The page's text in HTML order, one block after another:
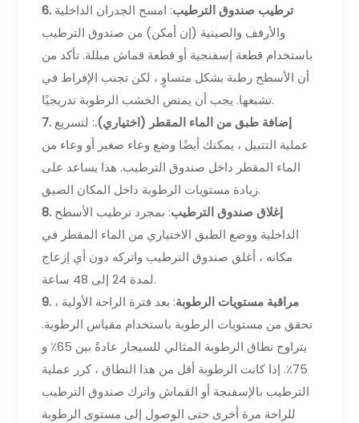
6. ترطيب صندوق الترطيب: امسح الجدران الداخلية
والأرفف والصينية (إن أمكن) من صندوق الترطيب
باستخدام قطعة إسفنجية أو قطعة قماش مبللة. تأكد من
أن الأسطح رطبة بشكل متساوٍ ، لكن تجنب الإفراط في
تشبعها. يجب أن يمتص الخشب الرطوبة تدريجيًا.
7. إضافة طبق من الماء المقطر (اختياري).: لتسريع
عملية التتبيل ، يمكنك أيضًا وضع وعاء صغير أو وعاء من
الماء المقطر داخل صندوق الترطيب. هذا يساعد على
زيادة مستويات الرطوبة داخل المكان الضيق.
8. إغلاق صندوق الترطيب: بمجرد ترطيب الأسطح
الداخلية ووضع الطبق الاختياري من الماء المقطر في
مكانه ، أغلق صندوق الترطيب واتركه دون أي إزعاج
لمدة 24 إلى 48 ساعة.
9. مراقبة مستويات الرطوبة: بعد فترة الراحة الأولية ،
تحقق من مستويات الرطوبة باستخدام مقياس الرطوبة.
يتراوح نطاق الرطوبة المثالي للسيجار عادةً بين 65٪ و
75٪. إذا كانت الرطوبة أقل من هذا النطاق ، كرر عملية
الترطيب بالإسفنجة أو القماش واترك صندوق الترطيب
للراحة مرة أخرى حتى الوصول إلى مستوى الرطوبة